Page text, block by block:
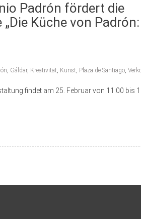
Padrón fördert die
Küche von
, Gáldar, Kreativität, Kunst, Plaza de Santiago,
findet am 25. Februar von 11:00 bis